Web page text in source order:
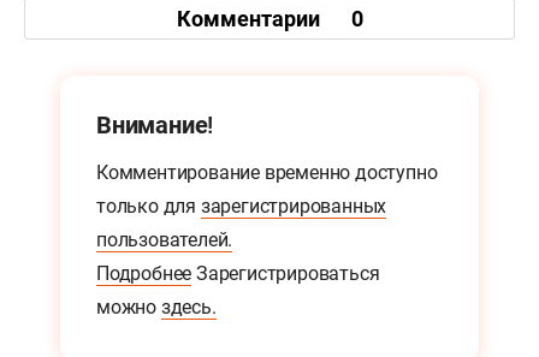
Комментарии 0
Внимание!
Комментирование временно доступно
только для зарегистрированных
пользователей.
Подробнее Зарегистрироваться
можно здесь.